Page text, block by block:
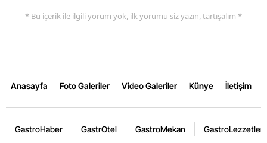
* Bu içerik ile ilgili yorum yok, ilk yorumu siz yazın, tartışalım *
Anasayfa Foto Galeriler Video Galeriler Künye İletişim
GastroHaber GastrOtel GastroMekan GastroLezzetler